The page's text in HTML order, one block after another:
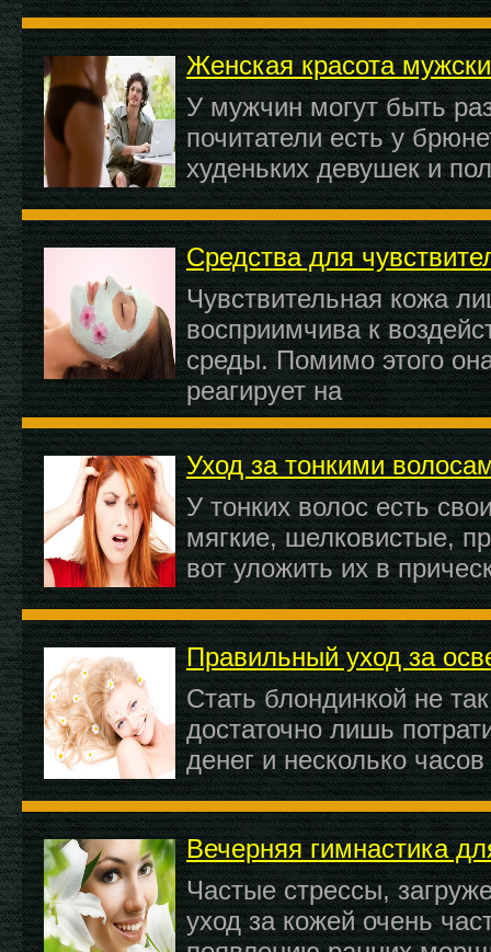
Женская красота
У мужчин могут быть
почитатели есть у
худеньких девушек и
Средства для
Чувствительная кожа
восприимчива к
среды. Помимо этого
реагирует на
Уход за тонкими
У тонких волос есть
мягкие, шелковистые,
вот уложить их в
Правильный уход за
Стать блондинкой не
достаточно лишь
денег и несколько
Вечерняя гимнастика
Частые стрессы,
уход за кожей очень